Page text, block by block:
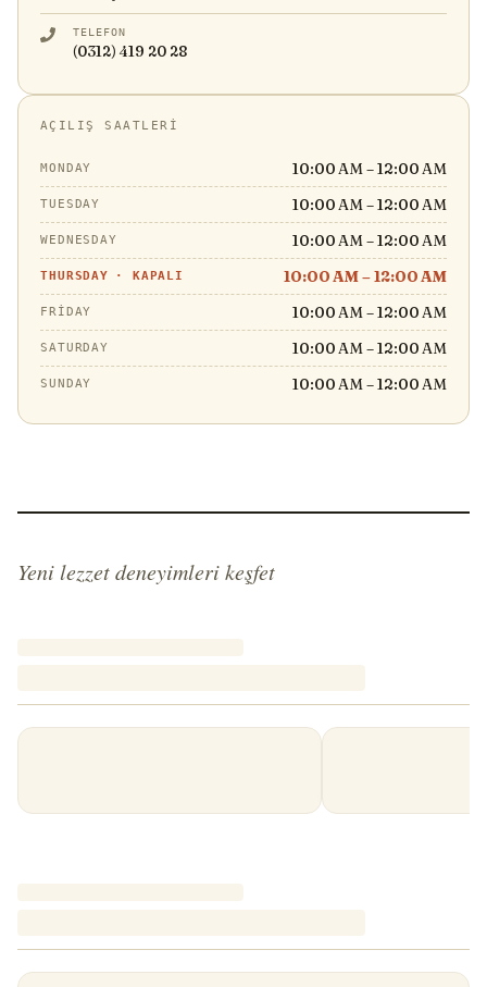
TELEFON
(0312) 419 20 28
AÇILIŞ SAATLERI
MONDAY 10:00 AM – 12:00 AM
TUESDAY 10:00 AM – 12:00 AM
WEDNESDAY 10:00 AM – 12:00 AM
THURSDAY · KAPALI 10:00 AM – 12:00 AM
FRIDAY 10:00 AM – 12:00 AM
SATURDAY 10:00 AM – 12:00 AM
SUNDAY 10:00 AM – 12:00 AM
Yeni lezzet deneyimleri keşfet